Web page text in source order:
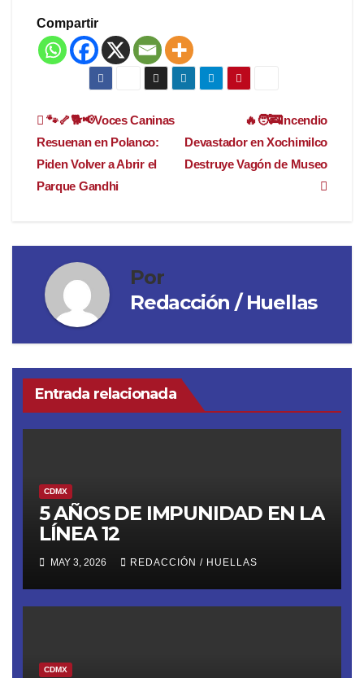
Compartir
Navegación
de
entradas
🔥🧑‍🚒Incendio
Devastador en Xochimilco
Destruye Vagón de Museo
🐾🦴🐕📢Voces Caninas
Resuenan en Polanco:
Piden Volver a Abrir el
Parque Gandhi
Por
Redacción / Huellas
Entrada relacionada
CDMX
5 AÑOS DE IMPUNIDAD EN LA
LÍNEA 12
MAY 3, 2026 REDACCIÓN / HUELLAS
CDMX